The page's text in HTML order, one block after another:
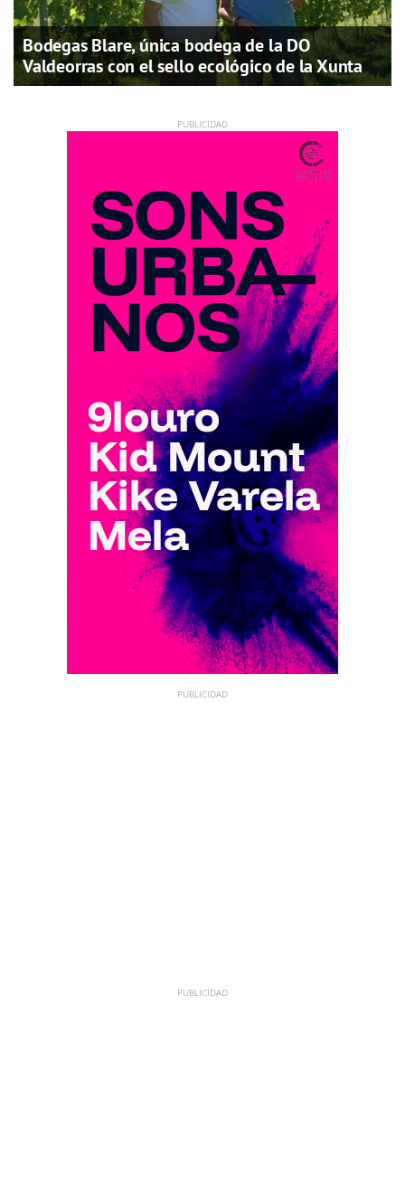
Bodegas Blare, única bodega de la DO
Valdeorras con el sello ecológico de la Xunta